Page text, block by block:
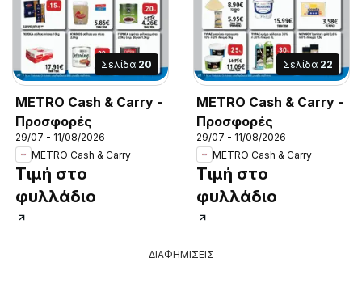
Σελίδα 20
METRO Cash & Carry -
Προσφορές
29/07 - 11/08/2026
METRO Cash & Carry
Τιμή στο
φυλλάδιο
Σελίδα 22
METRO Cash & Carry -
Προσφορές
29/07 - 11/08/2026
METRO Cash & Carry
Τιμή στο
φυλλάδιο
ΔΙΑΦΗΜΙΣΕΙΣ